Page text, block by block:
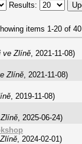
Results:
items 1-20 of 40
ve Zlíně, 2021-11-08)
Zlíně, 2021-11-08)
, 2019-11-08)
, 2025-06-24)
, 2024-02-01)